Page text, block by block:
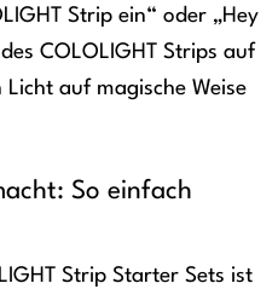
Strip ein“ oder „Hey
COLOLIGHT Strips auf
auf magische Weise
So einfach
Strip Starter Sets ist